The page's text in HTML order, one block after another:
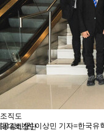
유학신문고
유학신문고
커뮤니티
NEWS/NOTICE
Q&A
언론보도
메뉴 백그라운드
KOSA 소개
한국유학협회란
협회장 인사말
조직도
역대회장단
[공감신문] 이상민 기자=한국유